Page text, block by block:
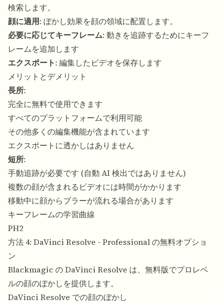
検索します。
顔に適用: ぼかし効果を顔の領域に配置します。
必要に応じてキーフレーム: 動きを追跡するためにキーフ
レームを追加します
エクスポート: 編集したビデオを保存します
メリットとデメリット
長所:
完全に無料で使用できます
すべてのプラットフォームで利用可能
その他多くの編集機能が含まれています
エクスポートに透かしはありません
短所:
手動追跡が必要です (自動 AI 検出ではありません)
複数の顔が含まれるビデオには時間がかかります
移動中に顔からブラーが流れる場合があります
キーフレームの学習曲線
PH2
方法 4: DaVinci Resolve - Professional の無料オプショ
ン
Blackmagic の DaVinci Resolve は、無料版でプロレベ
ルの顔のぼかしを提供します。
DaVinci Resolve での顔のぼかし